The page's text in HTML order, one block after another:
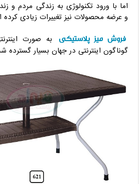
اما با ورود تکنولوژی به زندگی مردم و
و عرضه محصولات نیز تغییرات زیادی
فروش میز پلاستیکی
به صورت
گوناگون اینترنتی در جهان بسیار